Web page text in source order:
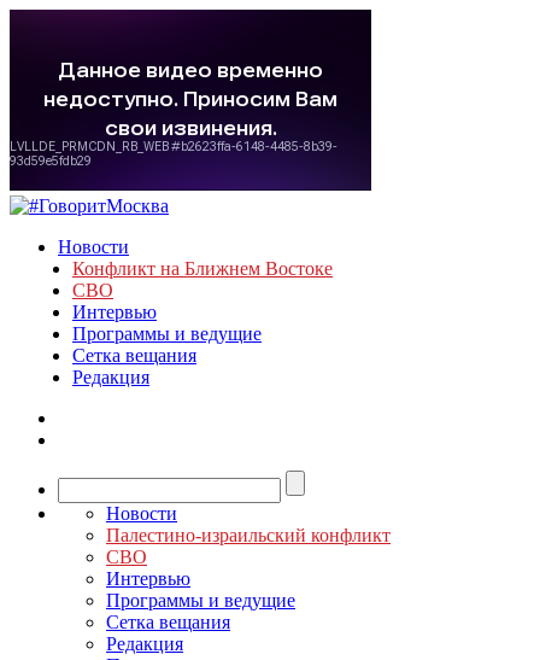
Новости
Конфликт на Ближнем Востоке
СВО
Интервью
Программы и ведущие
Сетка вещания
Редакция
Новости
Палестино-израильский конфликт
СВО
Интервью
Программы и ведущие
Сетка вещания
Редакция